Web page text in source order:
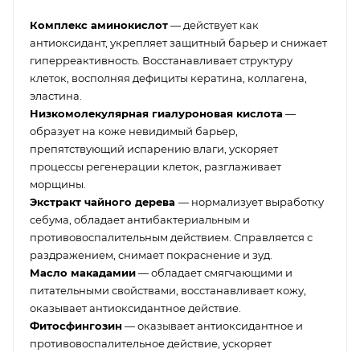
Комплекс аминокислот— действует как
антиоксидант, укрепляет защитный барьер и снижает
гиперреактивность. Восстанавливает структуру
клеток, восполняя дефициты кератина, коллагена,
эластина.
Низкомолекулярная гиалуроновая кислота —
образует на коже невидимый барьер,
препятствующий испарению влаги, ускоряет
процессы регенерации клеток, разглаживает
морщины.
Экстракт чайного дерева — нормализует выработку
себума, обладает антибактериальным и
противовоспалительным действием. Справляется с
раздражением, снимает покраснение и зуд.
Масло макадамии— обладает смягчающими и
питательными свойствами, восстанавливает кожу,
оказывает антиоксидантное действие.
Фитосфингозин — оказывает антиоксидантное и
противовоспалительное действие, ускоряет